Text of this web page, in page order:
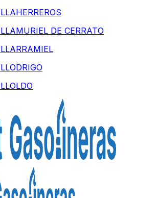
DE CERRATO